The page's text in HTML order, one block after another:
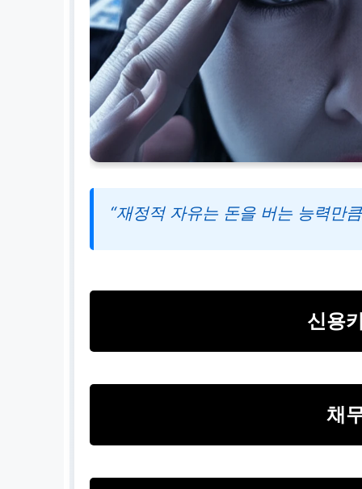
“재정적 자유는 돈을 버는 능력만
신용
채